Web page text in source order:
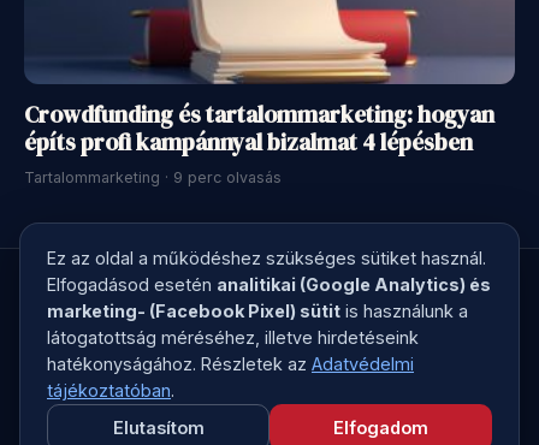
Crowdfunding és tartalommarketing: hogyan
építs profi kampánnyal bizalmat 4 lépésben
Tartalommarketing · 9 perc olvasás
© 2026 Kreatív Kontroll · Megírjuk a marketingszövegedet, ami
elad
AdatvédelemÁSZFEtikai kódex
Ez az oldal a működéshez szükséges sütiket használ.
Elfogadásod esetén analitikai (Google Analytics) és
marketing- (Facebook Pixel) sütit is használunk a
látogatottság méréséhez, illetve hirdetéseink
hatékonyságához. Részletek az Adatvédelmi
tájékoztatóban.
Elutasítom
Elfogadom